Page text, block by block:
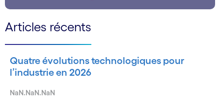
Articles récents
Quatre évolutions technologiques pour
l’industrie en 2026
NaN.NaN.NaN